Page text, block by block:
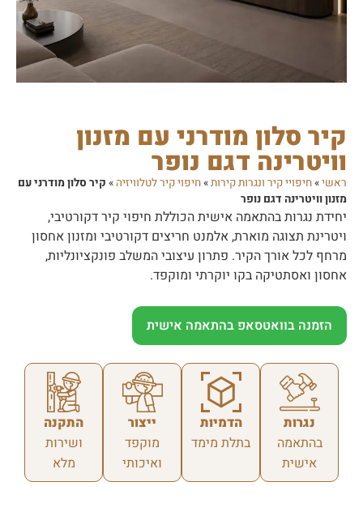
קיר סלון מודרני עם מזנון
וויטרינה דגם נופר
ראשי»חיפויי קיר ונגרות קירות»חיפוי קיר לטלוויזיה » קיר סלון מודרני עם
מזנון וויטרינה דגם נופר
יחידת נגרות בהתאמה אישית הכוללת חיפוי קיר דקורטיבי,
ויטרינת תצוגה מוארת, אלמנט חריצים דקורטיבי ומזנון אחסון
מרחף לכל אורך הקיר. פתרון עיצובי המשלב פונקציונליות,
אחסון ואסתטיקה בקו יוקרתי ומוקפד.
הזמנה בוואטסאפ בהתאמה אישית
נגרות
בהתאמה
אישית
הדמיות
בתלת מימד
ייצור
מוקפד
ואיכותי
התקנה
ושירות
מלא